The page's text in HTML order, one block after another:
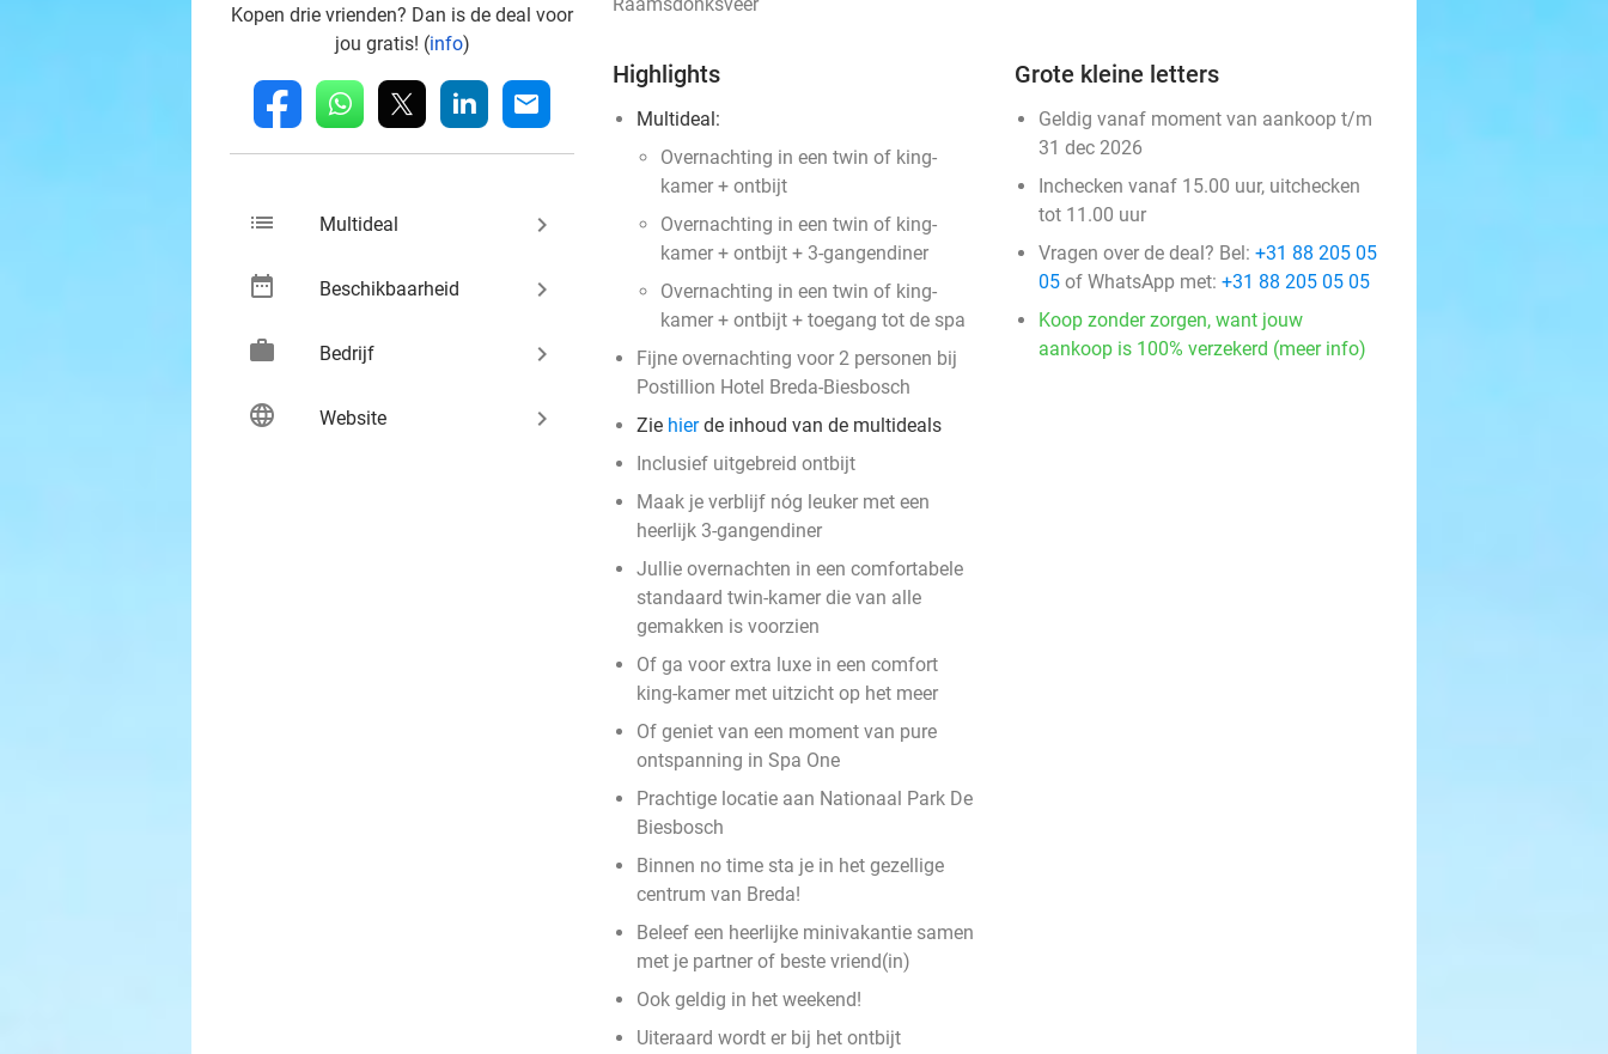
Kopen drie vrienden? Dan is de deal voor
jou gratis! (info)
fb whatsapp linkedin mail
list Multideal keyboard_arrow_right
date_range Beschikbaarheid keyboard_arrow_right
work Bedrijf keyboard_arrow_right
language Website keyboard_arrow_right
Highlights
Multideal:
Overnachting in een twin of king-
kamer + ontbijt
Overnachting in een twin of king-
kamer + ontbijt + 3-gangendiner
Overnachting in een twin of king-
kamer + ontbijt + toegang tot de spa
Fijne overnachting voor 2 personen bij
Postillion Hotel Breda-Biesbosch
Zie hierde inhoud van de multideals
Inclusief uitgebreid ontbijt
Maak je verblijf nóg leuker met een
heerlijk 3-gangendiner
Jullie overnachten in een comfortabele
standaard twin-kamer die van alle
gemakken is voorzien
Of ga voor extra luxe in een comfort
king-kamer met uitzicht op het meer
Of geniet van een moment van pure
ontspanning in Spa One
Prachtige locatie aan Nationaal Park De
Biesbosch
Binnen no time sta je in het gezellige
centrum van Breda!
Beleef een heerlijke minivakantie samen
met je partner of beste vriend(in)
Ook geldig in het weekend!
Uiteraard wordt er bij het ontbijt
Grote kleine letters
Geldig vanaf moment van aankoop t/m
31 dec 2026
Inchecken vanaf 15.00 uur, uitchecken
tot 11.00 uur
Vragen over de deal? Bel: +31 88 205 05
05 of WhatsApp met: +31 88 205 05 05
Koop zonder zorgen, want jouw
aankoop is 100% verzekerd (meer info)